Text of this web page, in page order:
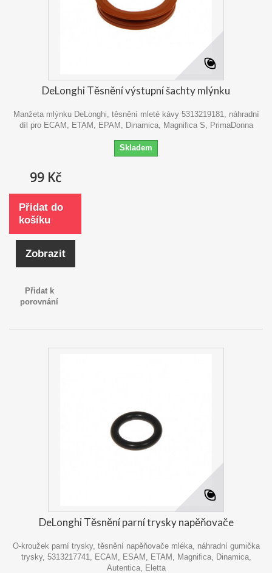
DeLonghi Těsnění výstupní šachty mlýnku
Manžeta mlýnku DeLonghi, těsnění mleté kávy 5313219181, náhradní
díl pro ECAM, ETAM, EPAM, Dinamica, Magnifica S, PrimaDonna
Skladem
99 Kč
Přidat do
košíku
Zobrazit
Přidat k
porovnání
DeLonghi Těsnění parní trysky napěňovače
O-kroužek parní trysky, těsnění napěňovače mléka, náhradní gumička
trysky, 5313217741, ECAM, ESAM, ETAM, Magnifica, Dinamica,
Autentica, Eletta